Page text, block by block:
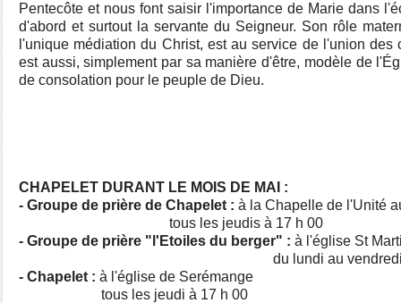
Pentecôte et nous font saisir l'importance de Marie dans
d'abord et surtout la servante du Seigneur. Son rôle
l'unique médiation du Christ, est au service de l'union
est aussi, simplement par sa manière d'être, modèle de
de consolation pour le peuple de Dieu.
CHAPELET DURANT LE MOIS DE MAI :
- Groupe de prière de Chapelet : à la Chapelle de l'Unité
tous les jeudis à 17 h 00
- Groupe de prière "l'Etoiles du berger" : à l'église St
du lundi au vendredi à
- Chapelet : à l'église de Serémange
tous les jeudi à 17 h 00